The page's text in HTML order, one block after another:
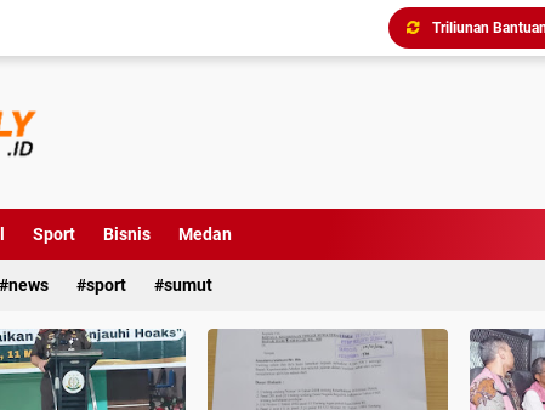
Menindak Lanjuti
Sport Bisnis Medan
news sport sumut